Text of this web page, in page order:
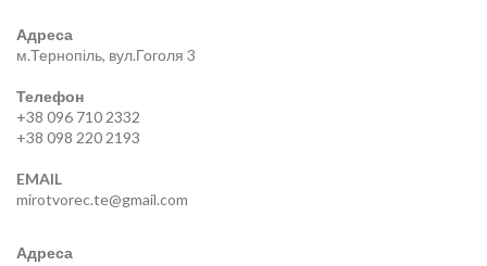
Адреса
м.Тернопіль, вул.Гоголя 3
Телефон
+38 096 710 2332
+38 098 220 2193
EMAIL
mirotvorec.te@gmail.com
Адреса